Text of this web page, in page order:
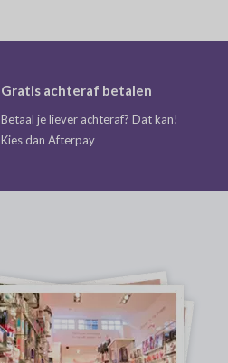
Gratis achteraf betalen
Betaal je liever achteraf? Dat kan!
Kies dan Afterpay